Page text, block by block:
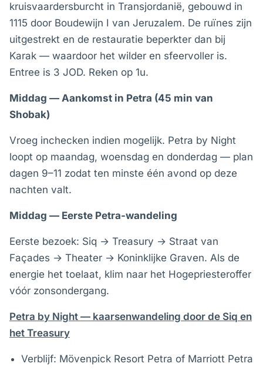
kruisvaardersburcht in Transjordanië, gebouwd in
1115 door Boudewijn I van Jeruzalem. De ruïnes zijn
uitgestrekt en de restauratie beperkter dan bij
Karak — waardoor het wilder en sfeervoller is.
Entree is 3 JOD. Reken op 1u.
Middag — Aankomst in Petra (45 min van
Shobak)
Vroeg inchecken indien mogelijk. Petra by Night
loopt op maandag, woensdag en donderdag — plan
dagen 9–11 zodat ten minste één avond op deze
nachten valt.
Middag — Eerste Petra-wandeling
Eerste bezoek: Siq → Treasury → Straat van
Façades → Theater → Koninklijke Graven. Als de
energie het toelaat, klim naar het Hogepriesteroffer
vóór zonsondergang.
Petra by Night — kaarsenwandeling door de Siq en
het Treasury
Verblijf: Mövenpick Resort Petra of Marriott Petra